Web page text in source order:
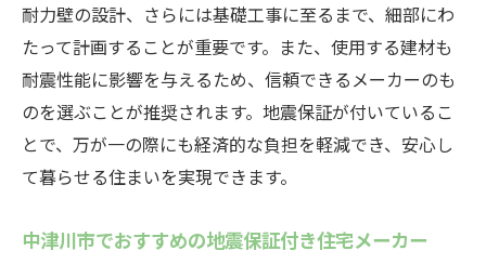
全にするポイント
地震保証付き住宅の安全性について
注文住宅における地震対策の最新技術
中津川市での地震保証付き住宅の選び方
地震保証付き住宅のメリットと注意点
地震保証付き住宅のアフターケアとメンテ
耐力壁の設計、さらには基礎工事に至るまで、細部にわ
たって計画することが重要です。また、使用する建材も
耐震性能に影響を与えるため、信頼できるメーカーのも
のを選ぶことが推奨されます。地震保証が付いているこ
とで、万が一の際にも経済的な負担を軽減でき、安心し
て暮らせる住まいを実現できます。
中津川市でおすすめの地震保証付き住宅メーカー